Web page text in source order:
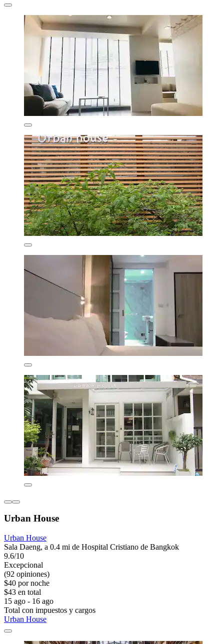
Urban House
Urban House
Sala Daeng, a 0.4 mi de Hospital Cristiano de Bangkok
9.6/10
Excepcional
(92 opiniones)
$40 por noche
$43 en total
15 ago - 16 ago
Total con impuestos y cargos
Urban House